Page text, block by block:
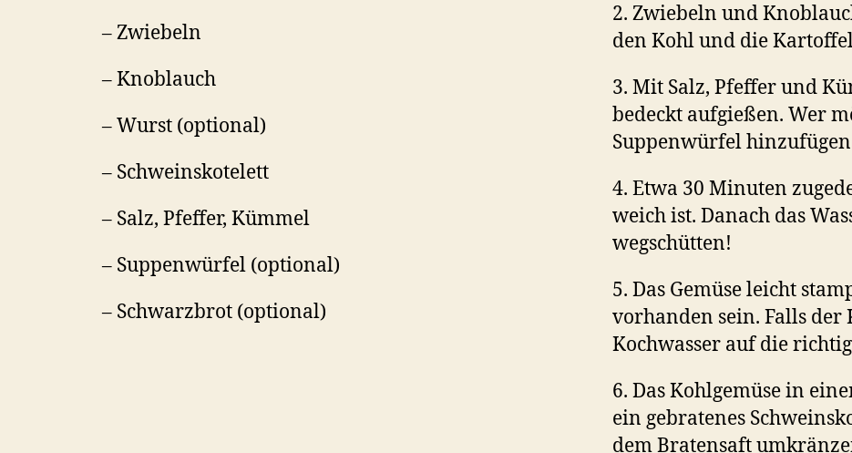
– Zwiebeln
– Knoblauch
– Wurst (optional)
– Schweinskotelett
– Salz, Pfeffer, Kümmel
– Suppenwürfel (optional)
– Schwarzbrot (optional)
2. Zwiebeln und
den Kohl und die
3. Mit Salz, Pfeffer und
bedeckt aufgießen. Wer
Suppenwürfel
4. Etwa 30 Minuten
weich ist. Danach das
wegschütten!
5. Das Gemüse leicht
vorhanden sein. Falls
Kochwasser auf die
6. Das Kohlgemüse in
ein gebratenes
dem Bratensaft